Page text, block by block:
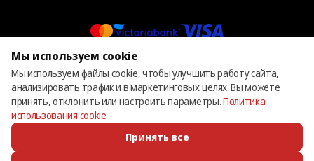
© 2013 – 2026 ECOM
Мы используем cookie
Мы используем файлы cookie, чтобы улучшить работу сайта,
анализировать трафик и в маркетинговых целях. Вы можете
принять, отклонить или настроить параметры.Политика
использования cookie
Принять все